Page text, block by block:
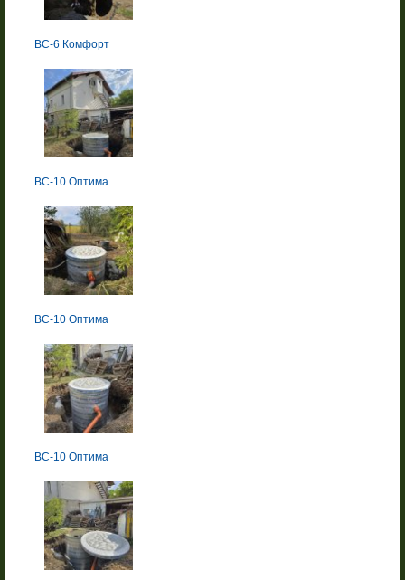
BC-6 Комфорт
BC-10 Оптима
BC-10 Оптима
BC-10 Оптима